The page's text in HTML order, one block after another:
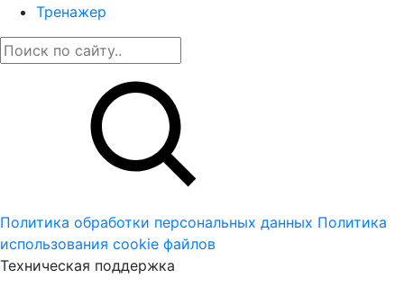
Тренажер
Политика обработки персональных данных Политика
использования cookie файлов
Техническая поддержка